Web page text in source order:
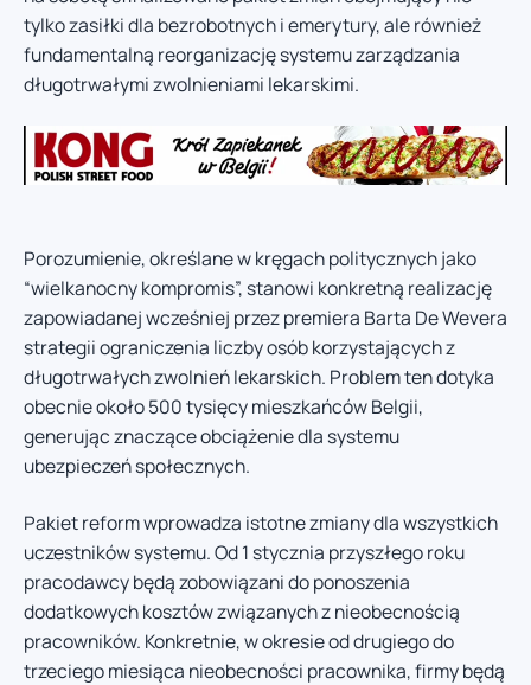
tylko zasiłki dla bezrobotnych i emerytury, ale również
fundamentalną reorganizację systemu zarządzania
długotrwałymi zwolnieniami lekarskimi.
Porozumienie, określane w kręgach politycznych jako
“wielkanocny kompromis”, stanowi konkretną realizację
zapowiadanej wcześniej przez premiera Barta De Wevera
strategii ograniczenia liczby osób korzystających z
długotrwałych zwolnień lekarskich. Problem ten dotyka
obecnie około 500 tysięcy mieszkańców Belgii,
generując znaczące obciążenie dla systemu
ubezpieczeń społecznych.
Pakiet reform wprowadza istotne zmiany dla wszystkich
uczestników systemu. Od 1 stycznia przyszłego roku
pracodawcy będą zobowiązani do ponoszenia
dodatkowych kosztów związanych z nieobecnością
pracowników. Konkretnie, w okresie od drugiego do
trzeciego miesiąca nieobecności pracownika, firmy będą